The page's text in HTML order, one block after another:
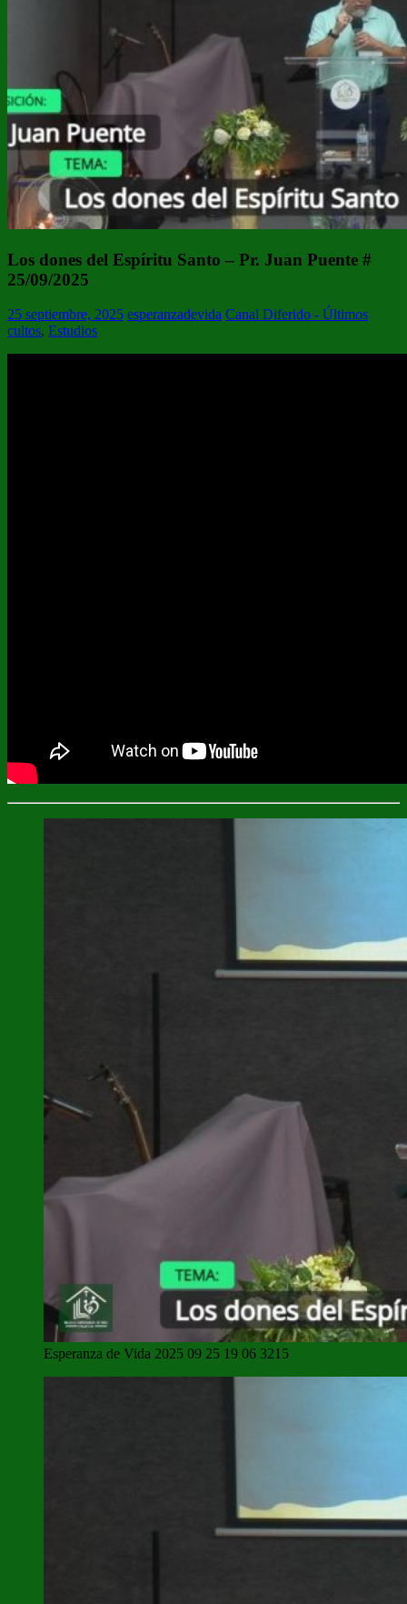
Los dones del Espíritu Santo – Pr. Juan Puente #
25/09/2025
25 septiembre, 2025 esperanzadevida Canal Diferido - Últimos
cultos, Estudios
Esperanza de Vida 2025 09 25 19 06 3215